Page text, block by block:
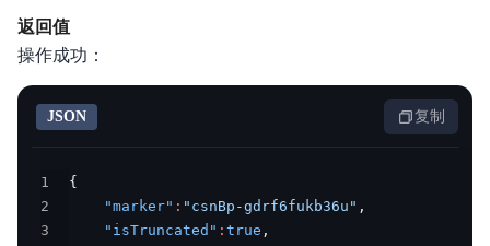
返回值
操作成功：
JSON 复制
1
{
2
"marker" : "csnBp-gdrf6fukb36u" ,
3
"isTruncated" : true ,